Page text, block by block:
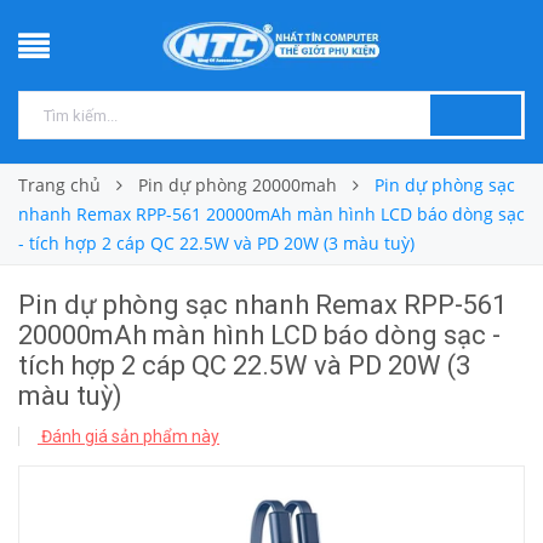
Trang chủ Pin dự phòng 20000mah
Pin dự phòng sạc
nhanh Remax RPP-561 20000mAh màn hình LCD báo dòng sạc
- tích hợp 2 cáp QC 22.5W và PD 20W (3 màu tuỳ)
Pin dự phòng sạc nhanh Remax RPP-561
20000mAh màn hình LCD báo dòng sạc -
tích hợp 2 cáp QC 22.5W và PD 20W (3
màu tuỳ)
Đánh giá sản phẩm này